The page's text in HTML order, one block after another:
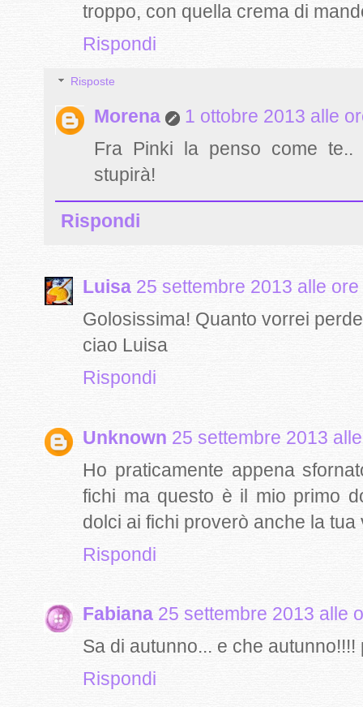
troppo, con quella crema di
Rispondi
Risposte
Morena
1 ottobre 2013 alle
Fra Pinki la penso come
stupirà!
Rispondi
Luisa 25 settembre 2013 alle
Golosissima! Quanto vorrei
ciao Luisa
Rispondi
Unknown 25 settembre 2013
Ho praticamente appena
fichi ma questo è il mio primo
dolci ai fichi proverò anche la tua
Rispondi
Fabiana 25 settembre 2013 alle
Sa di autunno... e che autunno!!!!
Rispondi